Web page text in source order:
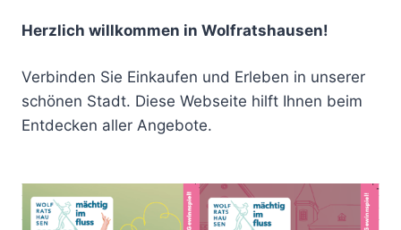
Herzlich willkommen in Wolfratshausen!
Verbinden Sie Einkaufen und Erleben in unserer
schönen Stadt. Diese Webseite hilft Ihnen beim
Entdecken aller Angebote.